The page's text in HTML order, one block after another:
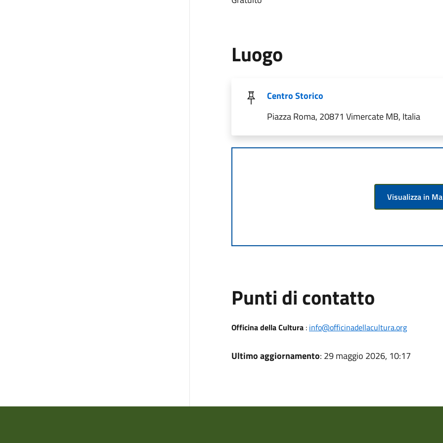
Luogo
Centro Storico
Piazza Roma, 20871 Vimercate MB, Italia
Visualizza in
Punti di contatto
Officina della Cultura : info@officinadellacultura.org
Ultimo aggiornamento: 29 maggio 2026, 10:17